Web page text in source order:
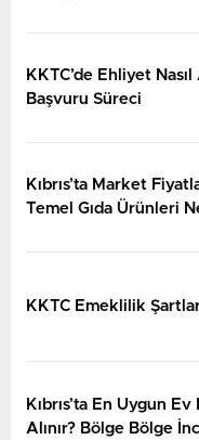
⁠KKTC’de Ehliyet Nasıl
Başvuru Süreci
Kıbrıs’ta Market
Temel Gıda Ürünleri
⁠KKTC Emeklilik
Kıbrıs’ta En Uygun
Alınır? Bölge Bölge